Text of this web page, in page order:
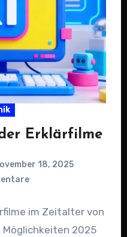
Erklärfilme
18, 2025
im Zeitalter von
Möglichkeiten 2025